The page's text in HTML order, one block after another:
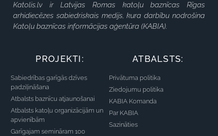
Katolis.lv ir Latvijas Romas katoļu baznīcas Rīgas
arhidiecēzes sabiedriskais medijs, kura darbību nodrošina
Katoļu baznīcas informācijas aģentūra (KABIA).
PROJEKTI:
Sabiedrības garīgās dzīves
padziļināšana
Atbalsts baznīcu atjaunošanai
Atbalsts katoļu organizācijām un
apvienībām
Garīgajam semināram 100
ATBALSTS:
Privātuma politika
Ziedojumu politika
KABIA Komanda
Par KABIA
Sazināties